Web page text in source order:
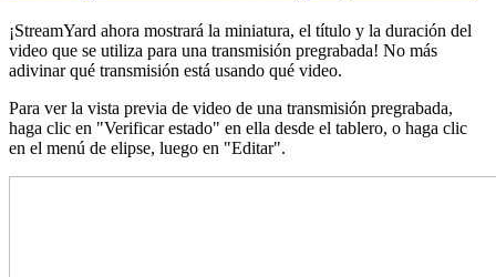
¡StreamYard ahora mostrará la miniatura, el título y la duración del
video que se utiliza para una transmisión pregrabada! No más
adivinar qué transmisión está usando qué video.
Para ver la vista previa de video de una transmisión pregrabada,
haga clic en "Verificar estado" en ella desde el tablero, o haga clic
en el menú de elipse, luego en "Editar".